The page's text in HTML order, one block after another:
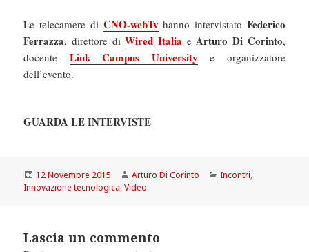
Le telecamere di CNO-webTvhanno intervistato Federico
Ferrazza, direttore diWired Italia eArturo Di Corinto,
docente Link Campus University e organizzatore
dell’evento.
GUARDA LE INTERVISTE
Scritto
il
12 Novembre 2015 Autore
Arturo Di Corinto Categorie
Incontri,
Innovazione tecnologica,Video
Lascia un commento